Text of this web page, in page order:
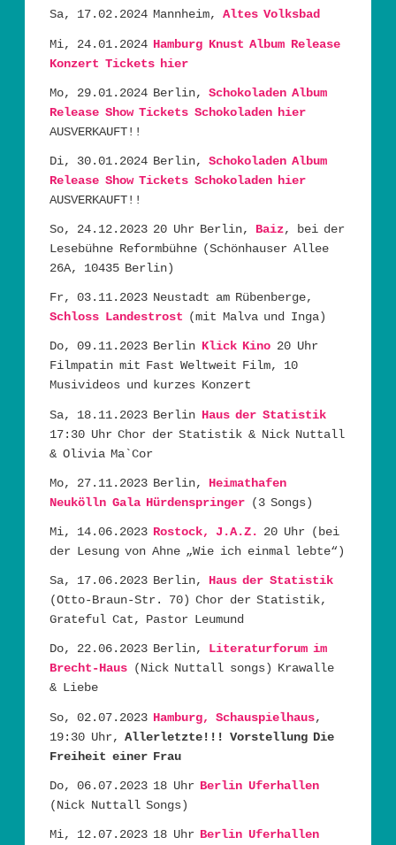
Sa, 17.02.2024 Mannheim, Altes Volksbad
Mi, 24.01.2024 Hamburg Knust Album Release
Konzert Tickets hier
Mo, 29.01.2024 Berlin, Schokoladen Album
Release Show Tickets Schokoladen hier
AUSVERKAUFT!!
Di, 30.01.2024 Berlin, Schokoladen Album
Release Show Tickets Schokoladen hier
AUSVERKAUFT!!
So, 24.12.2023 20 Uhr Berlin, Baiz, bei der
Lesebühne Reformbühne (Schönhauser Allee
26A, 10435 Berlin)
Fr, 03.11.2023 Neustadt am Rübenberge,
Schloss Landestrost (mit Malva und Inga)
Do, 09.11.2023 Berlin Klick Kino 20 Uhr
Filmpatin mit Fast Weltweit Film, 10
Musivideos und kurzes Konzert
Sa, 18.11.2023 Berlin Haus der Statistik
17:30 Uhr Chor der Statistik & Nick Nuttall
& Olivia Ma`Cor
Mo, 27.11.2023 Berlin, Heimathafen
Neukölln Gala Hürdenspringer (3 Songs)
Mi, 14.06.2023 Rostock, J.A.Z. 20 Uhr (bei
der Lesung von Ahne „Wie ich einmal lebte“)
Sa, 17.06.2023 Berlin, Haus der Statistik
(Otto-Braun-Str. 70) Chor der Statistik,
Grateful Cat, Pastor Leumund
Do, 22.06.2023 Berlin, Literaturforum im
Brecht-Haus (Nick Nuttall songs) Krawalle
& Liebe
So, 02.07.2023 Hamburg, Schauspielhaus,
19:30 Uhr,Allerletzte!!! Vorstellung Die
Freiheit einer Frau
Do, 06.07.2023 18 Uhr Berlin Uferhallen
(Nick Nuttall Songs)
Mi, 12.07.2023 18 Uhr Berlin Uferhallen